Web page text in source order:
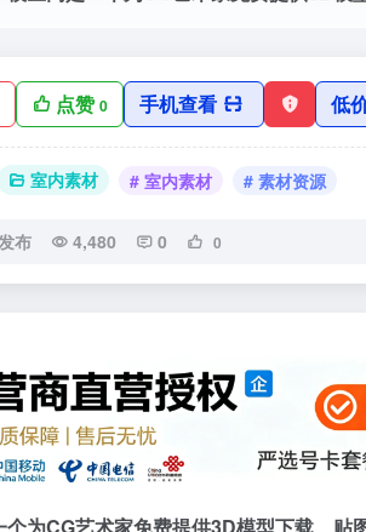
点赞0 手机查看 低
室内素材 # 室内素材 # 素材资源
布 4,480 0 0